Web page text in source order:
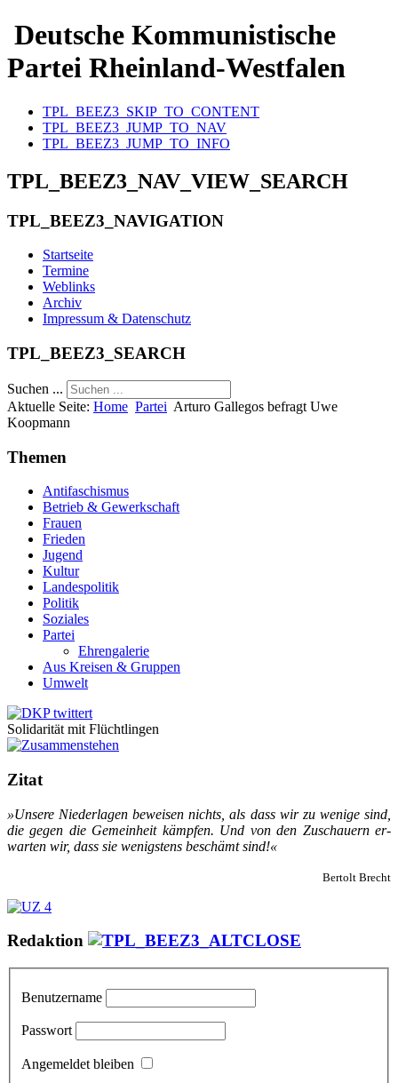
Deutsche Kommunistische
Partei Rheinland-Westfalen
TPL_BEEZ3_SKIP_TO_CONTENT
TPL_BEEZ3_JUMP_TO_NAV
TPL_BEEZ3_JUMP_TO_INFO
TPL_BEEZ3_NAV_VIEW_SEARCH
TPL_BEEZ3_NAVIGATION
Startseite
Termine
Weblinks
Archiv
Impressum & Datenschutz
TPL_BEEZ3_SEARCH
Suchen ...
Aktuelle Seite: Home Partei Arturo Gallegos befragt Uwe
Koopmann
Themen
Antifaschismus
Betrieb & Gewerkschaft
Frauen
Frieden
Jugend
Kultur
Landespolitik
Politik
Soziales
Partei
Ehrengalerie
Aus Kreisen & Gruppen
Umwelt
Solidarität mit Flüchtlingen
Zitat
»Un­se­re Nie­der­la­gen be­wei­sen nichts, als dass wir zu we­ni­ge sind,
die ge­gen die Ge­mein­heit kämp­fen. Und von den Zu­schau­ern er­
war­ten wir, dass sie we­nigs­tens be­schämt sind!«
Bertolt Brecht
Redaktion
Benutzername
Passwort
Angemeldet bleiben